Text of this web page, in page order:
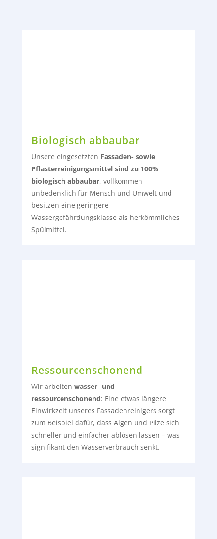
Biologisch abbaubar
Unsere eingesetzten Fassaden- sowie
Pflasterreinigungsmittel sind zu 100%
biologisch abbaubar, vollkommen
unbedenklich für Mensch und Umwelt und
besitzen eine geringere
Wassergefährdungsklasse als herkömmliches
Spülmittel.
Ressourcenschonend
Wir arbeiten wasser- und
ressourcenschonend: Eine etwas längere
Einwirkzeit unseres Fassadenreinigers sorgt
zum Beispiel dafür, dass Algen und Pilze sich
schneller und einfacher ablösen lassen – was
signifikant den Wasserverbrauch senkt.